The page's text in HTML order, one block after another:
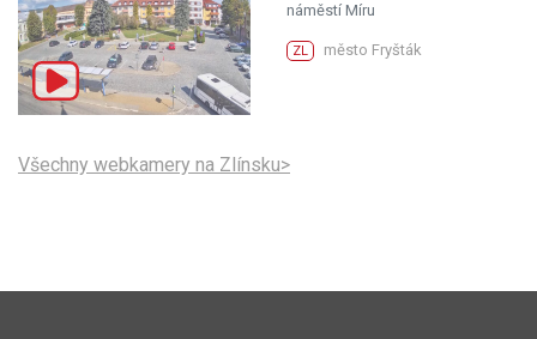
náměstí Míru
ZL město Fryšták
Všechny webkamery na Zlínsku>